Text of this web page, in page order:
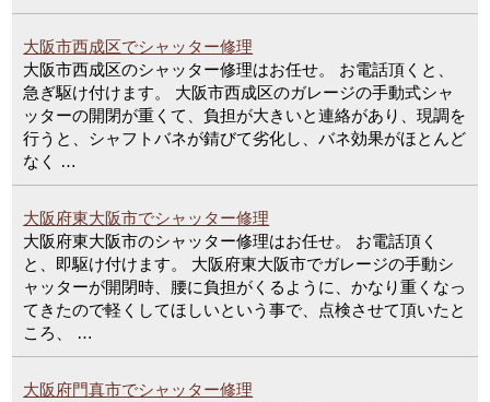
大阪市西成区でシャッター修理
大阪市西成区のシャッター修理はお任せ。 お電話頂くと、
急ぎ駆け付けます。 大阪市西成区のガレージの手動式シャ
ッターの開閉が重くて、負担が大きいと連絡があり、現調を
行うと、シャフトバネが錆びて劣化し、バネ効果がほとんど
なく …
大阪府東大阪市でシャッター修理
大阪府東大阪市のシャッター修理はお任せ。 お電話頂く
と、即駆け付けます。 大阪府東大阪市でガレージの手動シ
ャッターが開閉時、腰に負担がくるように、かなり重くなっ
てきたので軽くしてほしいという事で、点検させて頂いたと
ころ、 …
大阪府門真市でシャッター修理